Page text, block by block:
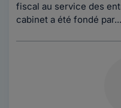
fiscal au service des
cabinet a été fondé par...